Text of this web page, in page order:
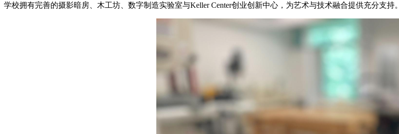
学校拥有完善的摄影暗房、木工坊、数字制造实验室与Keller Center创业创新中心，为艺术与技术融合提供充分支持。